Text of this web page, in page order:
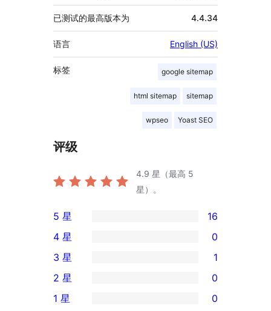
已测试的最高版本为 4.4.34
语言 English (US)
标签 google sitemap
html sitemap sitemap
wpseo Yoast SEO
评级
4.9 星（最高 5
星）。
16
条
5
星
评
5 星 16
条
4
星
4 星 0
1
条
3
3 星 1
条
2 星 0
1 星 0